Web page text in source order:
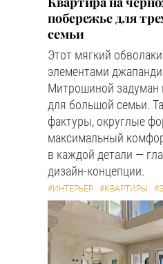
побережье для
семьи
Этот мягкий
элементами
Митрошиной задуман
для большой семьи.
фактуры, округлые
максимальный
в каждой детали —
дизайн-концепции.
#ИНТЕРЬЕР #КВАРТИРЫ